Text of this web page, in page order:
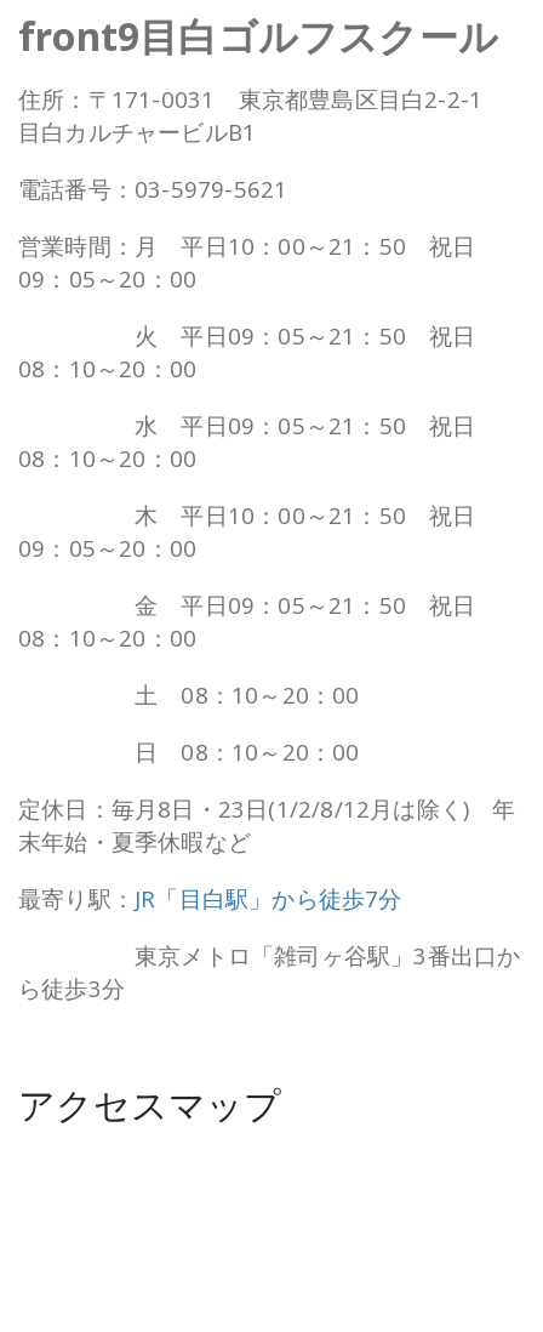
front9目白ゴルフスクール
住所：〒171-0031 東京都豊島区目白2-2-1
目白カルチャービルB1
電話番号：03-5979-5621
営業時間：月 平日10：00～21：50 祝日
09：05～20：00
火 平日09：05～21：50 祝日
08：10～20：00
水 平日09：05～21：50 祝日
08：10～20：00
木 平日10：00～21：50 祝日
09：05～20：00
金 平日09：05～21：50 祝日
08：10～20：00
土 08：10～20：00
日 08：10～20：00
定休日：毎月8日・23日(1/2/8/12月は除く) 年
末年始・夏季休暇など
最寄り駅： JR「目白駅」から徒歩7分
東京メトロ「雑司ヶ谷駅」3番出口か
ら徒歩3分
アクセスマップ